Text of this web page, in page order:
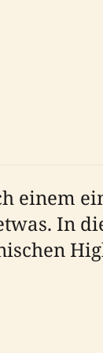
einem
In